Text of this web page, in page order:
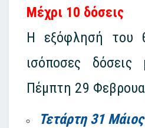
Μέχρι 10 δόσεις
Η εξόφλησή του
ισόποσες
Πέμπτη 29
Τετάρτη 31